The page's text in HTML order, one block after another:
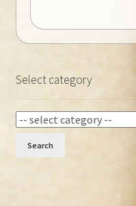
Select category
Search